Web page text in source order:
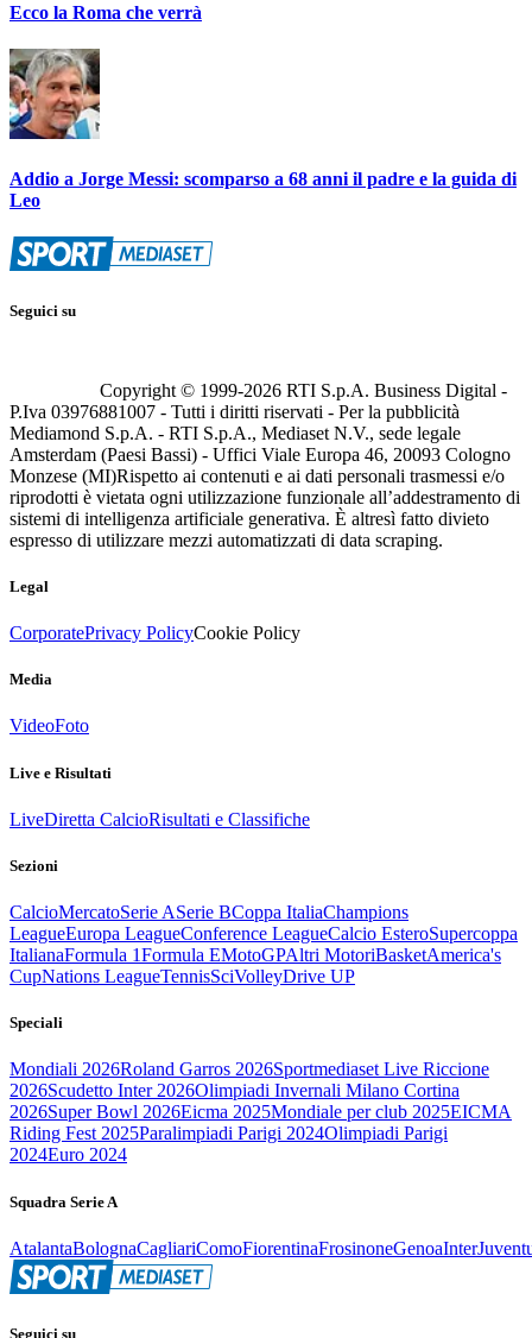
Ecco la Roma che verrà
Addio a Jorge Messi: scomparso a 68 anni il padre e la guida di
Leo
Seguici su
Copyright © 1999-2026 RTI S.p.A. Business Digital -
P.Iva 03976881007 - Tutti i diritti riservati - Per la pubblicità
Mediamond S.p.A. - RTI S.p.A., Mediaset N.V., sede legale
Amsterdam (Paesi Bassi) - Uffici Viale Europa 46, 20093 Cologno
Monzese (MI)Rispetto ai contenuti e ai dati personali trasmessi e/o
riprodotti è vietata ogni utilizzazione funzionale all’addestramento di
sistemi di intelligenza artificiale generativa. È altresì fatto divieto
espresso di utilizzare mezzi automatizzati di data scraping.
Legal
CorporatePrivacy PolicyCookie Policy
Media
VideoFoto
Live e Risultati
LiveDiretta CalcioRisultati e Classifiche
Sezioni
CalcioMercatoSerie ASerie BCoppa ItaliaChampions
LeagueEuropa LeagueConference LeagueCalcio EsteroSupercoppa
ItalianaFormula 1Formula EMotoGPAltri MotoriBasketAmerica's
CupNations LeagueTennisSciVolleyDrive UP
Speciali
Mondiali 2026Roland Garros 2026Sportmediaset Live Riccione
2026Scudetto Inter 2026Olimpiadi Invernali Milano Cortina
2026Super Bowl 2026Eicma 2025Mondiale per club 2025EICMA
Riding Fest 2025Paralimpiadi Parigi 2024Olimpiadi Parigi
2024Euro 2024
Squadra Serie A
AtalantaBolognaCagliariComoFiorentinaFrosinoneGenoaInter
Seguici su